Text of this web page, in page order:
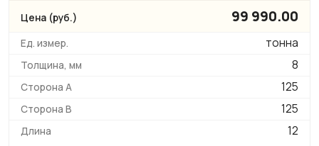
99 990.00
тонна
8
125
125
12